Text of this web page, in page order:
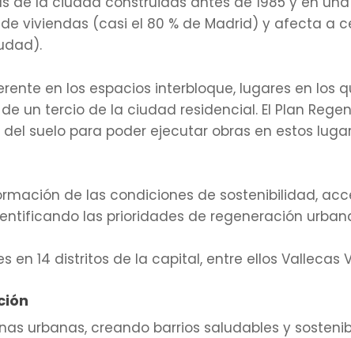
viviendas (casi el 80 % de Madrid) y afecta a
en los espacios interbloque, lugares en los
un tercio de la ciudad residencial. El Plan
suelo para poder ejecutar obras en estos
de las condiciones de sostenibilidad,
las prioridades de regeneración
en 14 distritos de la capital, entre ellos Vallecas
urbanas, creando barrios saludables y